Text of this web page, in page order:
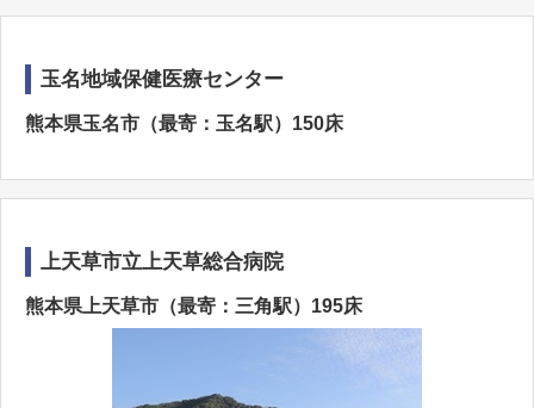
玉名地域保健医療センター
熊本県玉名市（最寄：玉名駅）150床
上天草市立上天草総合病院
熊本県上天草市（最寄：三角駅）195床